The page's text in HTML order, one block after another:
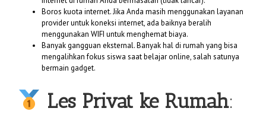
Boros kuota internet. Jika Anda masih menggunakan layanan
provider untuk koneksi internet, ada baiknya beralih
menggunakan WIFI untuk menghemat biaya.
Banyak gangguan eksternal. Banyak hal di rumah yang bisa
mengalihkan fokus siswa saat belajar online, salah satunya
bermain gadget.
Les Privat ke Rumah: